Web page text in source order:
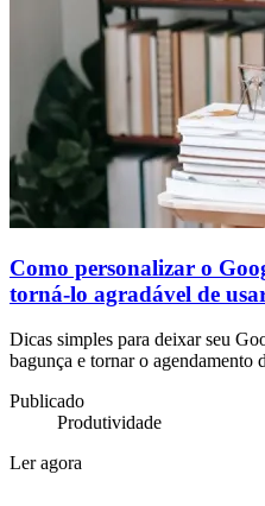
Como personalizar o
torná-lo agradável de
Dicas simples para deixar seu
bagunça e tornar o agendamento
Publicado
Produtividade
Ler agora